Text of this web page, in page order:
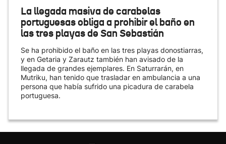
La llegada masiva de carabelas
portuguesas obliga a prohibir el baño en
las tres playas de San Sebastián
Se ha prohibido el baño en las tres playas donostiarras,
y en Getaria y Zarautz también han avisado de la
llegada de grandes ejemplares. En Saturrarán, en
Mutriku, han tenido que trasladar en ambulancia a una
persona que había sufrido una picadura de carabela
portuguesa.